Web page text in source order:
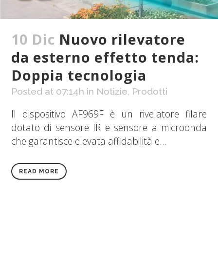
10 Dic Nuovo rilevatore
da esterno effetto tenda:
Doppia tecnologia
Posted at 07:14h in Notizie, Prodotti
Il dispositivo AF969F è un rivelatore filare
dotato di sensore IR e sensore a microonda
che garantisce elevata affidabilità e...
READ MORE